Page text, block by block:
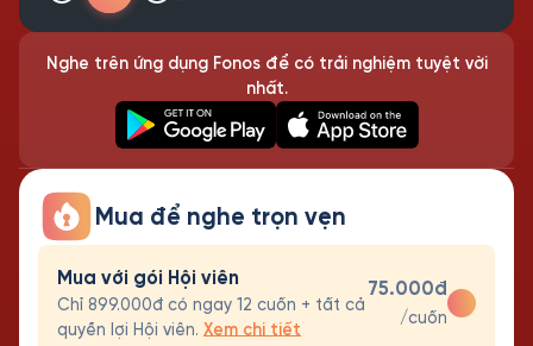
Nghe trên ứng dụng Fonos để có trải nghiệm tuyệt vời
nhất.
Mua để nghe trọn vẹn
Mua với gói Hội viên
Chỉ 899.000đ có ngay 12 cuốn + tất cả
quyền lợi Hội viên. Xem chi tiết
75.000đ
/cuốn